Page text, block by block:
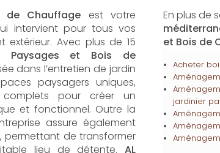
de Chauffage est votre
intervient pour tous vos
extérieur. Avec plus de 15
Paysages et Bois de
dans l’entretien de jardin
paysagers uniques,
pour créer un
et fonctionnel. Outre la
assure également
permettant de transformer
lieu de détente. AL
En plus de
et Bois de
Acheter
jardinier